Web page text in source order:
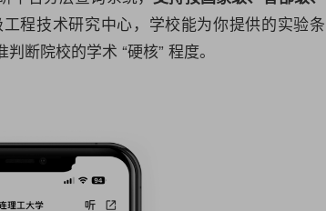
程技术研究中心，学校能为你提供的实验条
断院校的学术 “硬核” 程度。